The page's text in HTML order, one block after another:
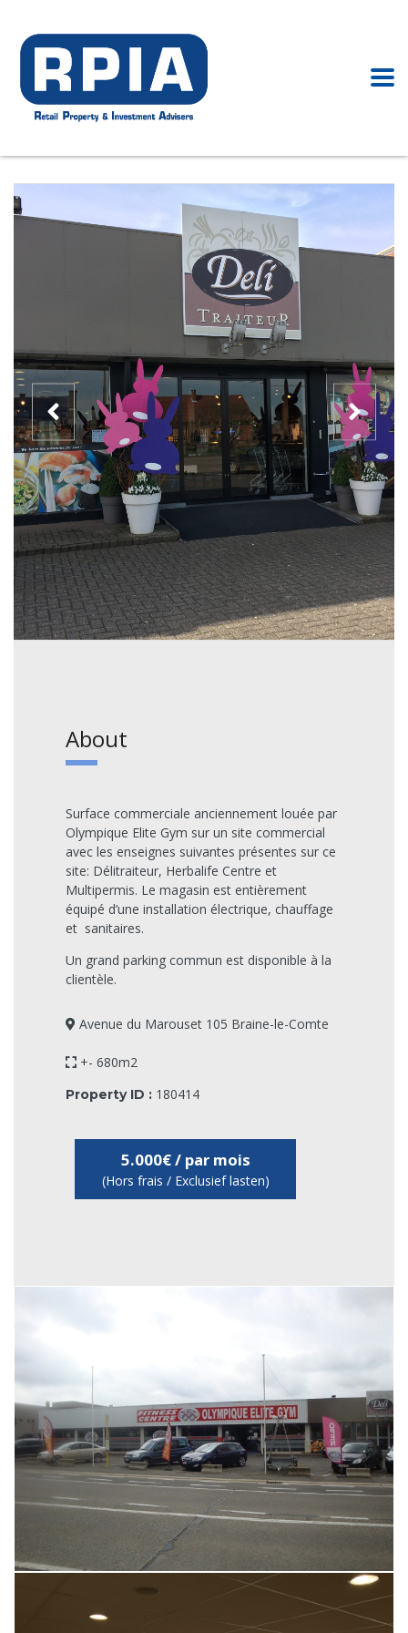
About
Surface commerciale anciennement louée par
Olympique Elite Gym sur un site commercial
avec les enseignes suivantes présentes sur ce
site: Délitraiteur, Herbalife Centre et
Multipermis. Le magasin est entièrement
équipé d’une installation électrique, chauffage
et sanitaires.
Un grand parking commun est disponible à la
clientèle.
Avenue du Marouset 105 Braine-le-Comte
+- 680m2
Property ID : 180414
5.000€ / par mois
(Hors frais / Exclusief lasten)